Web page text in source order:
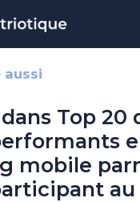
aussi
Top 20
mobile
au